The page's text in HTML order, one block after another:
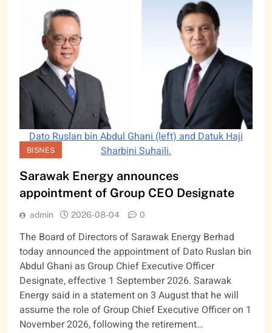
Dato Ruslan bin Abdul Ghani (left) and Datuk Haji
Sharbini Suhaili.
BISNES
Sarawak Energy announces
appointment of Group CEO Designate
admin 2026-08-04 0
The Board of Directors of Sarawak Energy Berhad
today announced the appointment of Dato Ruslan bin
Abdul Ghani as Group Chief Executive Officer
Designate, effective 1 September 2026. Sarawak
Energy said in a statement on 3 August that he will
assume the role of Group Chief Executive Officer on 1
November 2026, following the retirement…